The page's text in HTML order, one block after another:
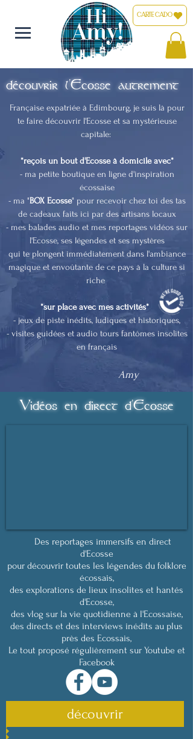
CARTE CADO
découvrir l'Ecosse autrement
Française expatriée à Edimbourg, je suis là pour
te faire découvrir l'Ecosse et sa mystérieuse
capitale:
*reçois un bout d'Ecosse à domicile avec*
- ma petite boutique en ligne d'inspiration
écossaise
- ma "BOX Ecosse" pour recevoir chez toi des tas
de cadeaux faits ici par des artisans locaux
- mes balades audio et mes reportages vidéos sur
l'Ecosse, ses légendes et ses mystères
qui te plongent immédiatement dans l'ambiance
magique et envoûtante de ce pays à la culture si
riche
*sur place avec mes activités*
- jeux de piste inédits, ludiques et historiques,
- visites guidées et audio tours fantômes insolites
en français
Amy
Vidéos en direct d'Ecosse
Des reportages immersifs en direct
d'Ecosse
pour découvrir toutes les légendes du folklore
écossais,
des explorations de lieux insolites et hantés
d'Ecosse,
des vlog sur la vie quotidienne à l'Ecossaise,
des directs et des interviews inédits au plus
près des Ecossais,
Le tout proposé régulièrement sur Youtube et
Facebook
découvrir